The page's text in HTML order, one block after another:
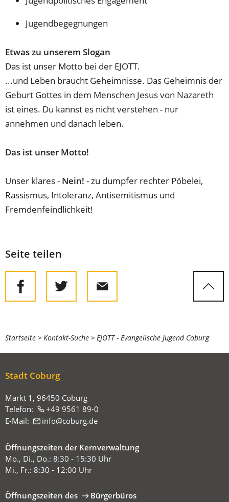
Jugendbegegnungen
Etwas zu unserem Slogan
Das ist unser Motto bei der EJOTT.
...und Leben braucht Geheimnisse. Das Geheimnis der
Geburt Gottes in dem Menschen Jesus von Nazareth
ist eines. Du kannst es nicht verstehen - nur
annehmen und danach leben.
Das ist unser Motto!
Unser klares - Nein!- zu dumpfer rechter Pöbelei,
Rassismus, Intoleranz, Antisemitismus und
Fremdenfeindlichkeit!
Seite teilen
Sie
befinden
sich
Startseite Kontakt-Suche EJOTT - Evangelische Jugend Coburg
Stadt Coburg
Markt 1, 96450 Coburg
Telefon:
+49 9561 89-0
E-Mail:
info coburg de
Öffnungszeiten der Kernverwaltung
Mo., Di., Do.: 8:30 - 15:30 Uhr
Mi., Fr.: 8:30 - 12:00 Uhr
Öffnungszeiten des
Bürgerbüros